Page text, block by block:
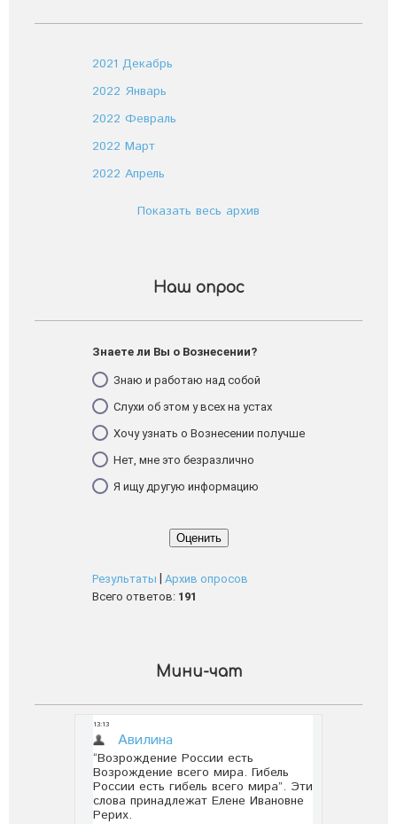
2021 Декабрь
2022 Январь
2022 Февраль
2022 Март
2022 Апрель
Показать весь архив
Наш опрос
Знаете ли Вы о Вознесении?
Знаю и работаю над собой
Слухи об этом у всех на устах
Хочу узнать о Вознесении получше
Нет, мне это безразлично
Я ищу другую информацию
Результаты
Архив опросов
Всего ответов: 191
Мини-чат